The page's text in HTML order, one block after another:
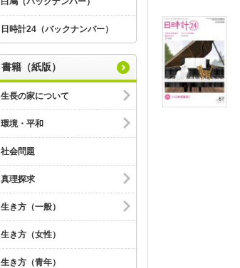
日時計24（バックナンバー）
書籍（紙版）
生長の家について
環境・平和
社会問題
真理探求
生き方（一般）
生き方（女性）
生き方（青年）